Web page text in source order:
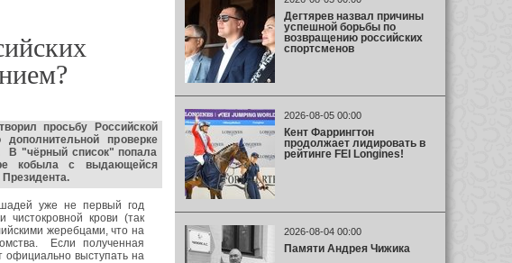
просьбу Российской
проверке
В "чёрный список" попала
кобыла с выдающейся
уже не первый год
крови (так
жеребцами, что на
Если полученная
официально выступать на
Дегтярев назвал причины
успешной борьбы по
возвращению российских
спортсменов
2026-08-05 00:00
Кент Фаррингтон
продолжает лидировать в
рейтинге FEI Longines!
2026-08-04 00:00
Памяти Андрея Чижика